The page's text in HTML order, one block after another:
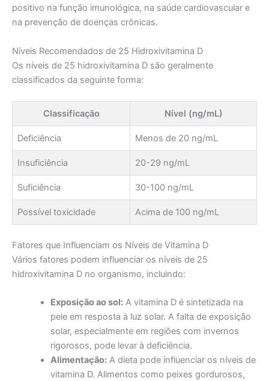
positivo na função imunológica, na saúde cardiovascular e
na prevenção de doenças crônicas.
Níveis Recomendados de 25 Hidroxivitamina D
Os níveis de 25 hidroxivitamina D são geralmente
classificados da seguinte forma:
Classificação Nível (ng/mL)
Deficiência Menos de 20 ng/mL
Insuficiência 20-29 ng/mL
Suficiência 30-100 ng/mL
Possível toxicidade Acima de 100 ng/mL
Fatores que Influenciam os Níveis de Vitamina D
Vários fatores podem influenciar os níveis de 25
hidroxivitamina D no organismo, incluindo:
Exposição ao sol:A vitamina D é sintetizada na
pele em resposta à luz solar. A falta de exposição
solar, especialmente em regiões com invernos
rigorosos, pode levar à deficiência.
Alimentação:A dieta pode influenciar os níveis de
vitamina D. Alimentos como peixes gordurosos,